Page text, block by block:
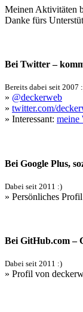
Meinen Aktivitäten
Danke fürs
Bei Twitter –
Bereits dabei seit 2007
» @deckerweb
» twitter.com/
» Interessant: meine
Bei Google Plus,
Dabei seit 2011 :)
» Persönliches
Bei GitHub.com –
Dabei seit 2011 :)
» Profil von